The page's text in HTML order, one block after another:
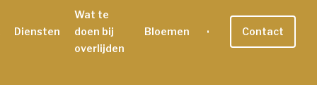
Diensten
Wat te
doen bij
overlijden
Bloemen Contact